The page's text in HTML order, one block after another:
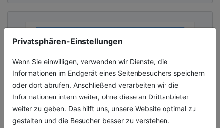
Privatsphären-Einstellungen
Wenn Sie einwilligen, verwenden wir Dienste, die
Informationen im Endgerät eines Seitenbesuchers speichern
oder dort abrufen. Anschließend verarbeiten wir die
Informationen intern weiter, ohne diese an Drittanbieter
weiter zu geben. Das hilft uns, unsere Website optimal zu
gestalten und die Besucher besser zu verstehen.